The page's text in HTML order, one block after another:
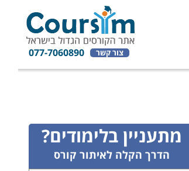
צור קשר 077-7060890
מתעניין בלימודים?
הדרך הקלה לאיתור קורס